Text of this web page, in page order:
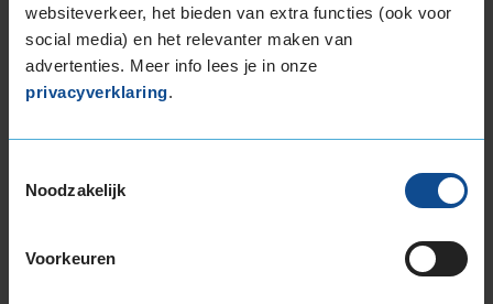
websiteverkeer, het bieden van extra functies (ook voor
social media) en het relevanter maken van
advertenties. Meer info lees je in onze
privacyverklaring.
Noodzakelijk
Voorkeuren
205/60R16 96H EXTRALOAD
205/60R16 96H EXTRALOAD RUNFLAT
205/65R16 95H
17-inch banden
215/45R17 91H EXTRALOAD